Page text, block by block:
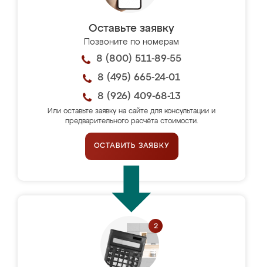
Оставьте заявку
Позвоните по номерам
8 (800) 511-89-55
8 (495) 665-24-01
8 (926) 409-68-13
Или оставьте заявку на сайте для консультации и
предварительного расчёта стоимости.
ОСТАВИТЬ ЗАЯВКУ